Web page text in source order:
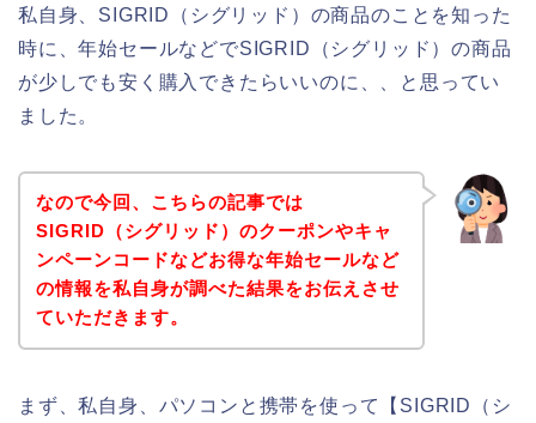
私自身、SIGRID（シグリッド）の商品のことを知った
時に、年始セールなどでSIGRID（シグリッド）の商品
が少しでも安く購入できたらいいのに、、と思ってい
ました。
なので今回、こちらの記事では
SIGRID（シグリッド）のクーポンやキャ
ンペーンコードなどお得な年始セールなど
の情報を私自身が調べた結果をお伝えさせ
ていただきます。
まず、私自身、パソコンと携帯を使って【SIGRID（シ